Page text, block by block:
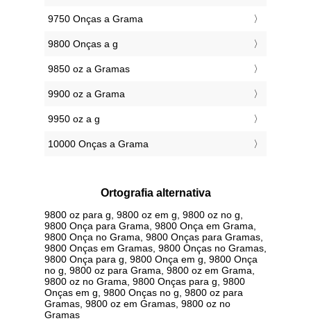
9750 Onças a Grama
9800 Onças a g
9850 oz a Gramas
9900 oz a Grama
9950 oz a g
10000 Onças a Grama
Ortografia alternativa
9800 oz para g, 9800 oz em g, 9800 oz no g,
9800 Onça para Grama, 9800 Onça em Grama,
9800 Onça no Grama, 9800 Onças para Gramas,
9800 Onças em Gramas, 9800 Onças no Gramas,
9800 Onça para g, 9800 Onça em g, 9800 Onça
no g, 9800 oz para Grama, 9800 oz em Grama,
9800 oz no Grama, 9800 Onças para g, 9800
Onças em g, 9800 Onças no g, 9800 oz para
Gramas, 9800 oz em Gramas, 9800 oz no
Gramas